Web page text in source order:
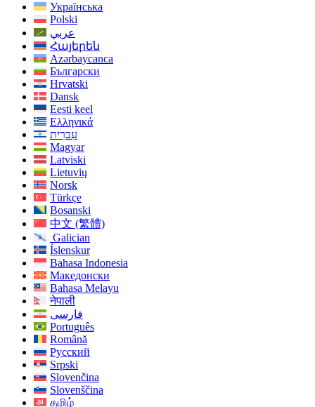
Українська
Polski
عربي
Հայերեն
Azərbaycanca
Български
Hrvatski
Dansk
Eesti keel
Ελληνικά
עִברִית
Magyar
Latviski
Lietuvių
Norsk
Türkçe
Bosanski
中文 (繁體)
Galician
Íslenskur
Bahasa Indonesia
Македонски
Bahasa Melayu
नेपाली
فارسی
Português
Română
Русский
Srpski
Slovenčina
Slovenščina
தமிழ்